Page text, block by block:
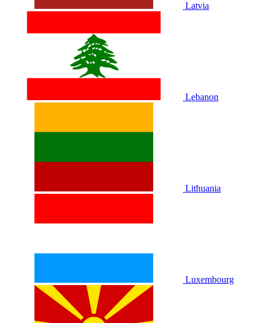
Latvia
Lebanon
Lithuania
Luxembourg